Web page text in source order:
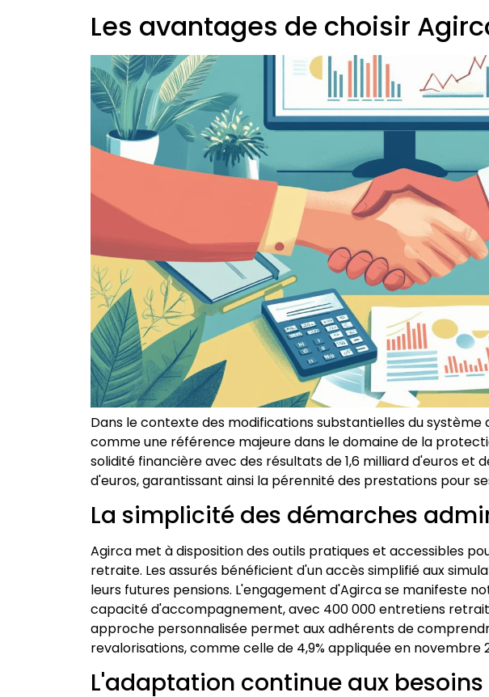
Les avantages de choisir
Dans le contexte des modifications substantielles du
comme une référence majeure dans le domaine de la
solidité financière avec des résultats de 1,6 milliard d'euros et
d'euros, garantissant ainsi la pérennité des prestations pour
La simplicité des démarches
Agirca met à disposition des outils pratiques et accessibles
retraite. Les assurés bénéficient d'un accès simplifié aux
leurs futures pensions. L'engagement d'Agirca se manifeste
capacité d'accompagnement, avec 400 000 entretiens
approche personnalisée permet aux adhérents de
revalorisations, comme celle de 4,9% appliquée en novembre
L'adaptation continue aux besoins